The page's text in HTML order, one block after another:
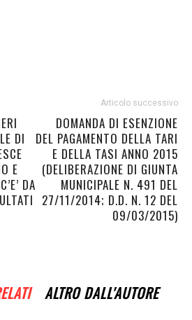
DI
E
DA
Articolo successivo
DOMANDA DI ESENZIONE
DEL PAGAMENTO DELLA TARI
E DELLA TASI ANNO 2015
(DELIBERAZIONE DI GIUNTA
MUNICIPALE N. 491 DEL
27/11/2014; D.D. N. 12 DEL
09/03/2015)
ALTRO DALL'AUTORE